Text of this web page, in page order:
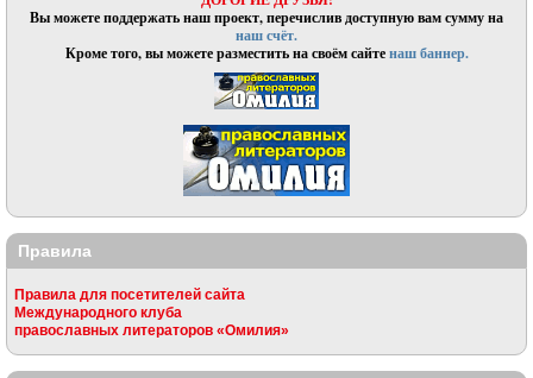
Вы можете поддержать наш проект, перечислив доступную вам сумму на
наш счёт.
Кроме того, вы можете разместить на своём сайтенаш баннер.
Правила
Правила для посетителей сайта
Международного клуба
православных литераторов «Омилия»